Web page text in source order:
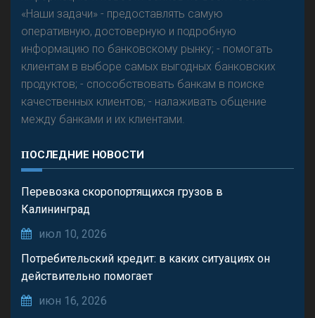
«Наши задачи» - предоставлять самую
оперативную, достоверную и подробную
информацию по банковскому рынку; - помогать
клиентам в выборе самых выгодных банковских
продуктов; - способствовать банкам в поиске
качественных клиентов; - налаживать общение
между банками и их клиентами.
ПОСЛЕДНИЕ НОВОСТИ
Перевозка скоропортящихся грузов в
Калининград
июл 10, 2026
Потребительский кредит: в каких ситуациях он
действительно помогает
июн 16, 2026